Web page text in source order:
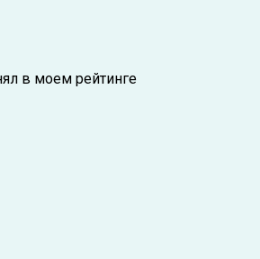
в моем рейтинге